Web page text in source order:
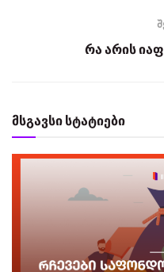
რა არის
მსგავსი სტატიები